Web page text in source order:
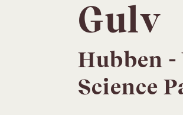
Gulv
Hubben -
Science